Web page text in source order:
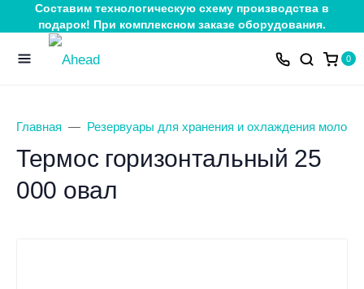
Составим технологическую схему производства в
подарок! При комплексном заказе оборудования.
0
Главная Резервуары для хранения и охлаждения молока
Термос горизонтальный 25
000 овал